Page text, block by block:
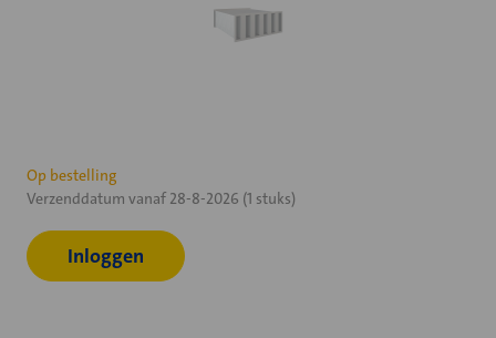
Huidige
voorraad:
Op bestelling
Verzenddatum vanaf 28-8-2026 (1 stuks)
Inloggen